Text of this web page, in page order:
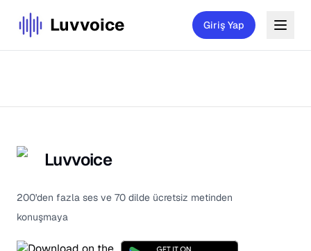
Luvvoice Giriş Yap
Luvvoice
200'den fazla ses ve 70 dilde ücretsiz metinden
konuşmaya